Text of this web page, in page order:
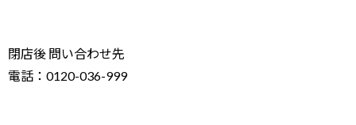
閉店後 問い合わせ先
電話：0120-036-999